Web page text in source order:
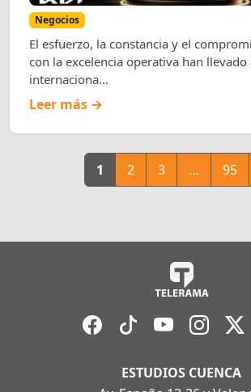
Negocios
El esfuerzo, la constancia y el
con la excelencia operativa han llevado
internaciona...
Leer más →
1 2 3 … 95
ESTUDIOS CUENCA